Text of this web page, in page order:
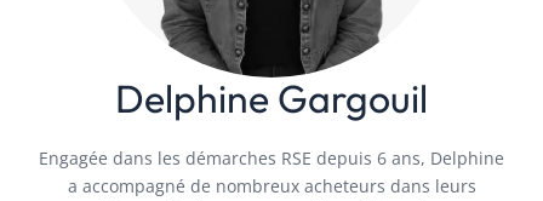
Delphine Gargouil
Engagée dans les démarches RSE depuis 6 ans, Delphine
a accompagné de nombreux acheteurs dans leurs